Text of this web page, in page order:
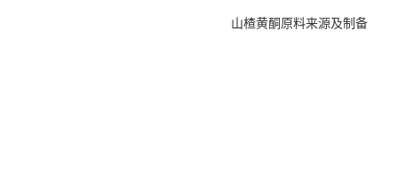
山楂黄酮原料来源及制备